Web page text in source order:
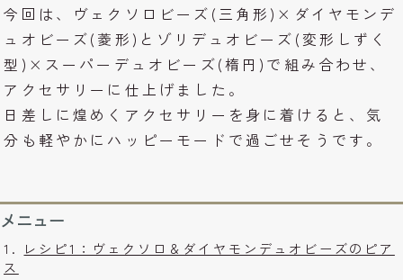
今回は、ヴェクソロビーズ(三角形)×ダイヤモンデ
ュオビーズ(菱形)とゾリデュオビーズ(変形しずく
型)×スーパーデュオビーズ(楕円)で組み合わせ、
アクセサリーに仕上げました。
日差しに煌めくアクセサリーを身に着けると、気
分も軽やかにハッピーモードで過ごせそうです。
メニュー
レシピ1：ヴェクソロ＆ダイヤモンデュオビーズのピア
ス